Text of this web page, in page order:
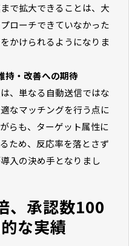
で拡大できることは、大
ローチできていなかった
かけられるようになりま
持・改善への期待
、単なる自動送信ではな
なマッチングを行う点に
らも、ターゲット属性に
ため、反応率を落とさず
入の決め手となりまし
、承認数100
な実績